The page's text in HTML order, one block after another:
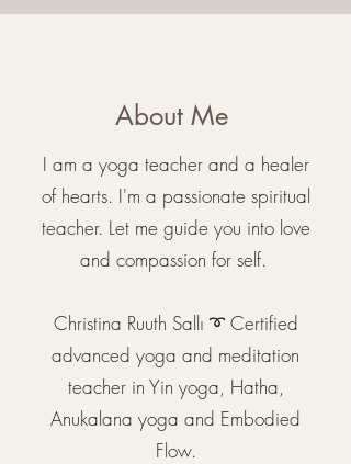
About Me
​I am a yoga teacher and a healer
of hearts. I'm a passionate spiritual
teacher. Let me guide you into love
and compassion for self.
Christina Ruuth Sallı ➰ Certified
advanced yoga and meditation
teacher in Yin yoga, Hatha,
Anukalana yoga and Embodied
Flow.